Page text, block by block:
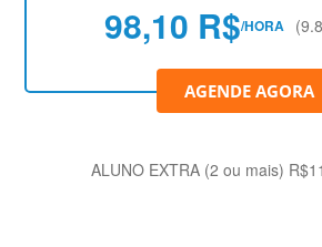
98,10 R$/HORA
AGENDE AGORA
ALUNO EXTRA (2 ou mais)